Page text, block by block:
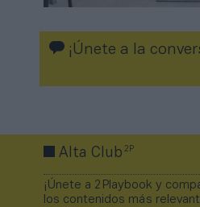
¡Únete a la
Alta Club2P
¡Únete a 2Playbook y
los contenidos más